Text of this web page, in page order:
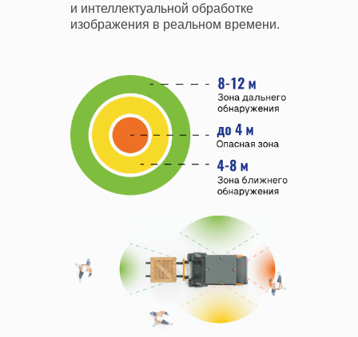
и интеллектуальной обработке
изображения в реальном времени.